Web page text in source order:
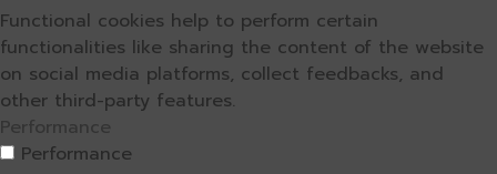
Functional cookies help to perform certain
functionalities like sharing the content of the website
on social media platforms, collect feedbacks, and
other third-party features.
Performance
Performance